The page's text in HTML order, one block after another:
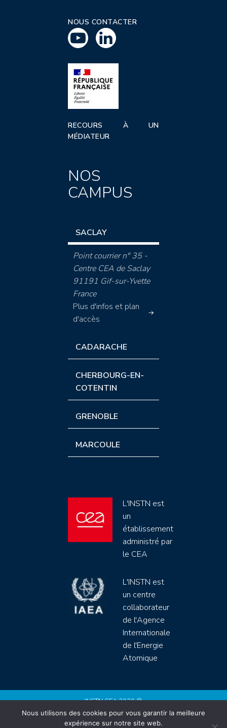
NOUS CONTACTER
RECOURS À UN
MÉDIATEUR
NOS
CAMPUS
SACLAY
Point courrier n° 35 -
Centre CEA de Saclay
91191 Gif-sur-Yvette
France
Plus d'infos et plan
d'accès
CADARACHE
CHERBOURG-EN-
COTENTIN
GRENOBLE
MARCOULE
L'INSTN est
un
établissement
administré par
le CEA
L'INSTN est
un centre
collaborateur
de l'Agence
Internationale
de l'Energie
Atomique
INSTN CEA 2020 ©
Politique de protection de données (rgpd)
Nous utilisons des cookies pour vous garantir la meilleure
expérience sur notre site web.